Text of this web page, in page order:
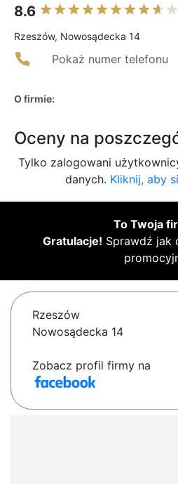
8.6
Rzeszów, Nowosądecka 14
Pokaż numer telefonu
O firmie:
Oceny na
Tylko zalogowani
danych. Kliknij, aby
To Twoja
Gratulacje! Sprawdź jak
Rzeszów
Nowosądecka 14
Zobacz profil firmy na